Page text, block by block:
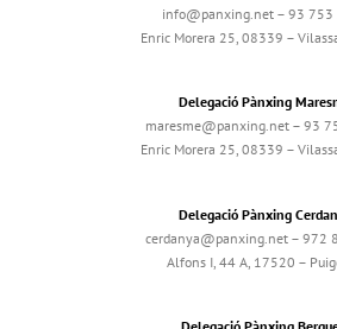
info@panxing.net – 93 753
Enric Morera 25, 08339 –
Delegació Pànxing
maresme@panxing.net – 93
Enric Morera 25, 08339 –
Delegació Pànxing
cerdanya@panxing.net – 972
Alfons I, 44 A, 17520 –